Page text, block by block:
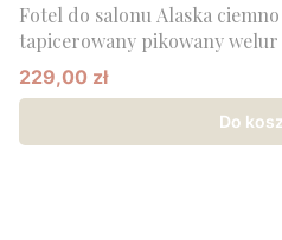
Fotel do salonu Alaska
tapicerowany pikowany
Cena promocyjna
229,00 zł
Do